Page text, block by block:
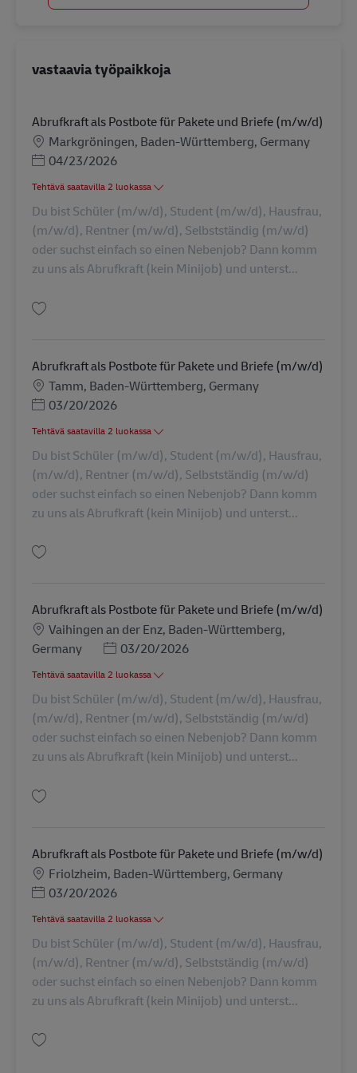
vastaavia työpaikkoja
Abrufkraft als Postbote für Pakete und Briefe (m/w/d)
SijaintiMarkgröningen, Baden-Württemberg, Germany
Posted Date
04/23/2026
Tehtävä saatavilla 2 luokassa
Du bist Schüler (m/w/d), Student (m/w/d), Hausfrau,
(m/w/d), Rentner (m/w/d), Selbstständig (m/w/d)
oder suchst einfach so einen Nebenjob? Dann komm
zu uns als Abrufkraft (kein Minijob) und unterst...
Abrufkraft als Postbote für Pakete und Briefe (m/w/d)
Sijainti
Tamm, Baden-Württemberg, Germany
Posted Date
03/20/2026
Tehtävä saatavilla 2 luokassa
Du bist Schüler (m/w/d), Student (m/w/d), Hausfrau,
(m/w/d), Rentner (m/w/d), Selbstständig (m/w/d)
oder suchst einfach so einen Nebenjob? Dann komm
zu uns als Abrufkraft (kein Minijob) und unterst...
Abrufkraft als Postbote für Pakete und Briefe (m/w/d)
Sijainti
Vaihingen an der Enz, Baden-Württemberg,
Germany
Posted Date
03/20/2026
Tehtävä saatavilla 2 luokassa
Du bist Schüler (m/w/d), Student (m/w/d), Hausfrau,
(m/w/d), Rentner (m/w/d), Selbstständig (m/w/d)
oder suchst einfach so einen Nebenjob? Dann komm
zu uns als Abrufkraft (kein Minijob) und unterst...
Abrufkraft als Postbote für Pakete und Briefe (m/w/d)
SijaintiFriolzheim, Baden-Württemberg, Germany
Posted Date
03/20/2026
Tehtävä saatavilla 2 luokassa
Du bist Schüler (m/w/d), Student (m/w/d), Hausfrau,
(m/w/d), Rentner (m/w/d), Selbstständig (m/w/d)
oder suchst einfach so einen Nebenjob? Dann komm
zu uns als Abrufkraft (kein Minijob) und unterst...